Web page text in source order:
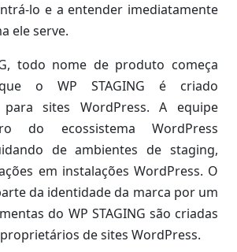
lo e a entender imediatamente
ele serve.
todo nome de produto começa
o WP STAGING é criado
para sites WordPress. A equipe
do ecossistema WordPress
de ambientes de staging,
em instalações WordPress. O
da identidade da marca por um
do WP STAGING são criadas
de sites WordPress.